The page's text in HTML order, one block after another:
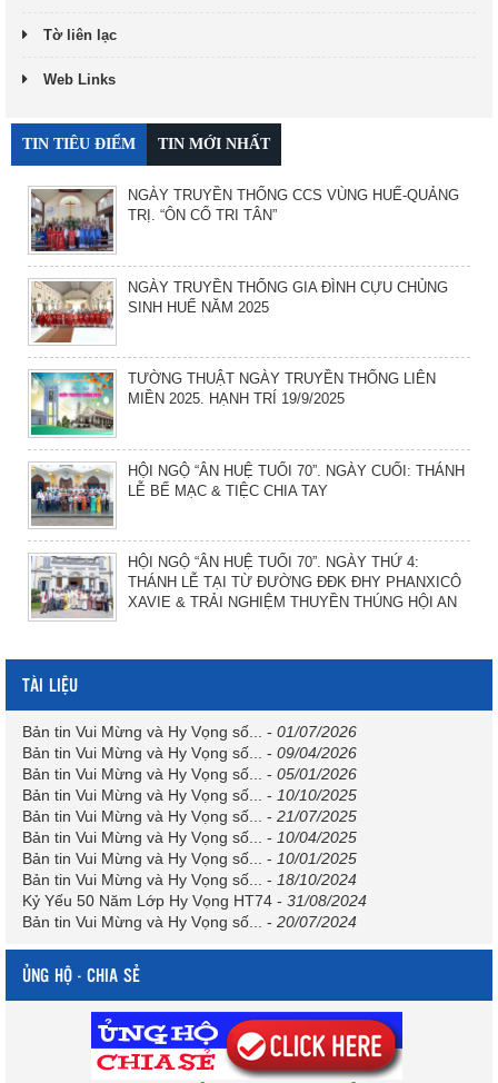
Tờ liên lạc
Web Links
TIN TIÊU ĐIỂM TIN MỚI NHẤT
NGÀY TRUYỀN THỐNG CCS VÙNG HUẾ-QUẢNG
TRỊ. “ÔN CỐ TRI TÂN”
NGÀY TRUYỀN THỐNG GIA ĐÌNH CỰU CHỦNG
SINH HUẾ NĂM 2025
TƯỜNG THUẬT NGÀY TRUYỀN THỐNG LIÊN
MIỀN 2025. HẠNH TRÍ 19/9/2025
HỘI NGỘ “ÂN HUỆ TUỔI 70”. NGÀY CUỐI: THÁNH
LỄ BẾ MẠC & TIỆC CHIA TAY
HỘI NGỘ “ÂN HUỆ TUỔI 70”. NGÀY THỨ 4:
THÁNH LỄ TẠI TỪ ĐƯỜNG ĐĐK ĐHY PHANXICÔ
XAVIE & TRẢI NGHIỆM THUYỀN THÚNG HỘI AN
TÀI LIỆU
Bản tin Vui Mừng và Hy Vọng số... - 01/07/2026
Bản tin Vui Mừng và Hy Vọng số... - 09/04/2026
Bản tin Vui Mừng và Hy Vọng số... - 05/01/2026
Bản tin Vui Mừng và Hy Vọng số... - 10/10/2025
Bản tin Vui Mừng và Hy Vọng số... - 21/07/2025
Bản tin Vui Mừng và Hy Vọng số... - 10/04/2025
Bản tin Vui Mừng và Hy Vọng số... - 10/01/2025
Bản tin Vui Mừng và Hy Vọng số... - 18/10/2024
Kỷ Yếu 50 Năm Lớp Hy Vọng HT74 - 31/08/2024
Bản tin Vui Mừng và Hy Vọng số... - 20/07/2024
ỦNG HỘ - CHIA SẺ